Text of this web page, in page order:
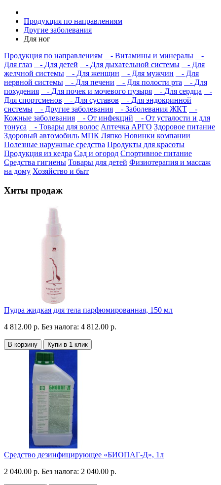
Продукция по направлениям
Другие заболевания
Для ног
Продукция по направлениям
- Витамины и минералы
-
Для глаз
- Для детей - Для дыхательной системы
- Для
желчной системы
- Для женщин - Для мужчин
- Для
нервной системы
- Для печени - Для полости рта
- Для
похудения
- Для почек и мочевого пузыря - Для сердца
-
Для спортсменов
- Для суставов
- Для эндокринной
системы
- Другие заболевания - Заболевания ЖКТ
-
Кожные заболевания
- От инфекций
- От усталости и для
тонуса
- Товары для волос Аптечка АРГО Здоровое питание
Здоровый автомобиль МПК Ляпко Новинки компании
Полезные наружные средства Продукты для красоты
Продукция из кедра Сад и огород Спортивное питание
Средства гигиены Товары для детей Физиотерапия и массаж
на дому Хозяйство и быт
Хиты продаж
Пудра жидкая для тела парфюмированная, 150 мл
4 812.00 р. Без налога: 4 812.00 р.
В корзину Купи в 1 клик
Средство дезинфицирующее «БИОПАГ-Д», 1л
2 040.00 р. Без налога: 2 040.00 р.